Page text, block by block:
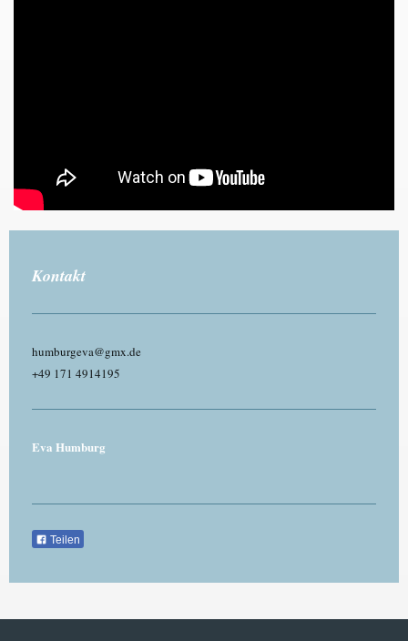
Kontakt
humburgeva@gmx.de
+49 171 4914195
Eva Humburg
Teilen